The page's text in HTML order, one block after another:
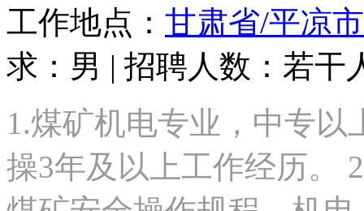
工作地点： 甘肃省/平凉市
求：男 | 招聘人数：若干
1.煤矿机电专业，中专
操3年及以上工作经历。